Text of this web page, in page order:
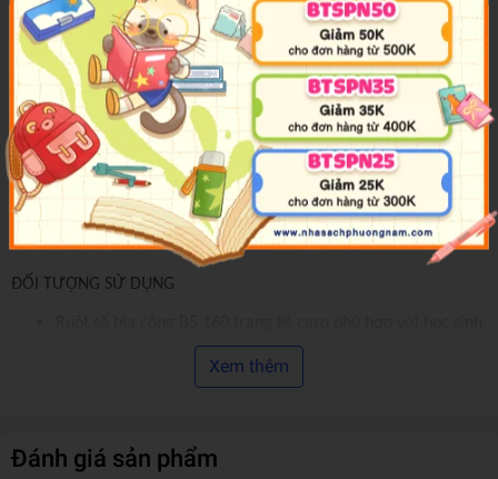
Kích thước: B5
ĐẶC ĐIỂM SẢN PHẨM
Ruột sổ bìa còng Hồng Hà B5 160 trang kẻ caro - 3022
được dùng để thay thế cho các sổ còng khổ B5. Sản phẩm
được sản xuất trên dây chuyền liên động hiện đại, đạt chất
lượng tốt.
Giấy màu trắng ngà, chống lóa tốt, mịn, viết êm tay.
ĐỐI TƯỢNG SỬ DỤNG
Bảo quản nơi khô ráo, thoáng mát. Tránh nơi ẩm ướt hoặc nơi có
Xem thêm
Đánh giá sản phẩm